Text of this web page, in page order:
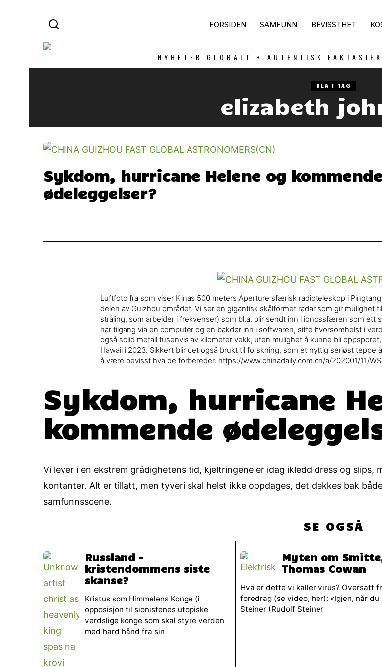
FORSIDEN SAMFUNN BEVISSTHET
NYHETER GLOBALT + AUTENTISK
BLA I TAG
elizabeth
Sykdom, hurricane Helene og kommende
ødeleggelser?
Luftfoto fra som viser Kinas 500 meters Aperture sfærisk radioteleskop i
delen av Guizhou området. Vi ser en gigantisk skålformet radar som gir mulighet
stråling, som arbeider i frekvenser) som bl.a. blir sendt inn i ionossfæren som ett
har tilgang via en computer og en bakdør inn i softwaren, sitte hvorsomhelst i
også solid metall tusenvis av kilometer vekk, uten mulighet å kunne bli
Hawaii i 2023. Sikkert blir det også brukt til forskning, som et nyttig seriøst teppe
å være bevisst hva de forbereder. https://www.chinadaily.com.cn/a/202001/11/
Sykdom, hurricane
kommende
Vi lever i en ekstrem grådighetens tid, kjeltringene er idag ikledd dress og slips,
kontanter. Alt er tillatt, men tyveri skal helst ikke oppdages, det dekkes bak
samfunnsscene.
SE OGSÅ
Russland –
kristendommens siste
skanse?
Kristus som Himmelens Konge (i
opposisjon til sionistenes utopiske
verdslige konge som skal styre verden
med hard hånd fra sin
Myten om
Thomas Cowan
Hva er dette vi kaller virus? Oversatt
foredrag (se video, her): «Igjen, når du
Steiner (Rudolf Steiner